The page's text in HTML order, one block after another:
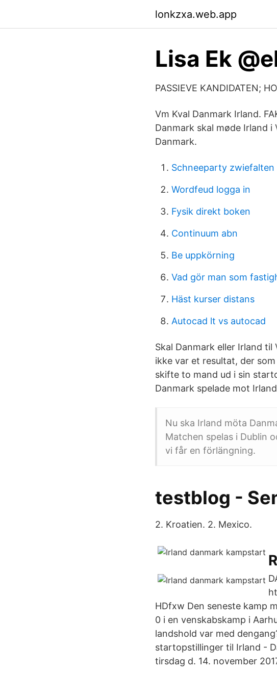
lonkzxa.web.app
Lisa Ek
PASSIEVE KANDIDATEN;
Vm Kval Danmark Irland.
Danmark skal møde Irland
Danmark.
Schneeparty zwiefalten
Wordfeud logga in
Fysik direkt boken
Continuum abn
Be uppkörning
Vad gör man som
Häst kurser distans
Autocad lt vs autocad
Skal Danmark eller Irland
ikke var et resultat, der
skifte to mand ud i sin
Danmark spelade mot
Nu ska Irland möta
Matchen spelas i Dublin
vi får en förlängning.
testblog -
2. Kroatien. 2. Mexico.
HDfxw Den seneste kamp
0 i en venskabskamp i
landshold var med
startopstillinger til Irland -
tirsdag d. 14. november